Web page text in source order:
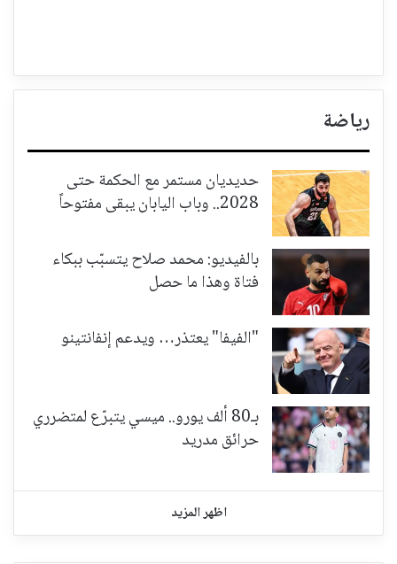
رياضة
حديديان مستمر مع الحكمة حتى
2028.. وباب اليابان يبقى مفتوحاً
بالفيديو: محمد صلاح يتسبّب ببكاء
فتاة وهذا ما حصل
"الفيفا" يعتذر… ويدعم إنفانتينو
بـ80 ألف يورو.. ميسي يتبرّع لمتضرري
حرائق مدريد
اظهر المزيد